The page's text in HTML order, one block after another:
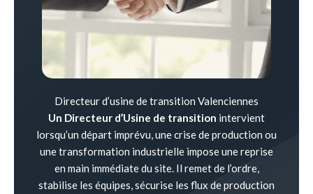
Directeur d’usine de transition Valenciennes
Un Directeur d’Usine de transition intervient
lorsqu’un départ imprévu, une crise de production ou
une transformation industrielle impose une reprise
en main immédiate du site. Il remet de l’ordre,
stabilise les équipes, sécurise les flux de production